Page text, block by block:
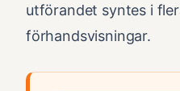
utförandet syntes i
förhandsvisningar.